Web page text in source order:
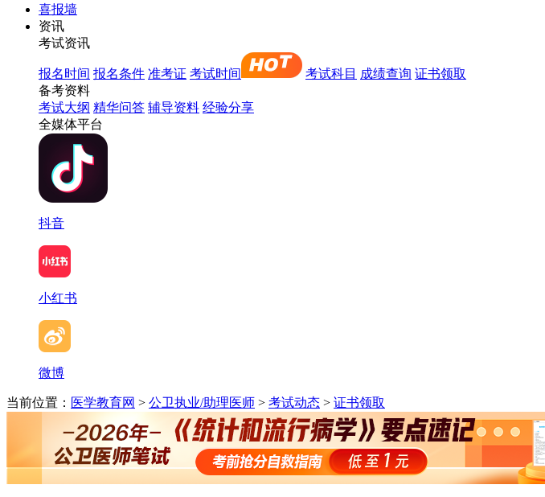
喜报墙
资讯
考试资讯
报名时间 报名条件 准考证 考试时间 考试科目 成绩查询 证书领取
备考资料
考试大纲 精华问答 辅导资料 经验分享
全媒体平台
抖音
小红书
微博
当前位置： 医学教育网 > 公卫执业/助理医师 > 考试动态 > 证书领取